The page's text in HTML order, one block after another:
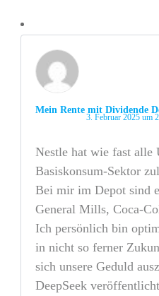
Mein Rente mit Dividende
3. Februar 2025 um
Nestle hat wie fast alle
Basiskonsum-Sektor
Bei mir im Depot sind
General Mills, Coca-
Ich persönlich bin
in nicht so ferner
sich unsere Geduld
DeepSeek